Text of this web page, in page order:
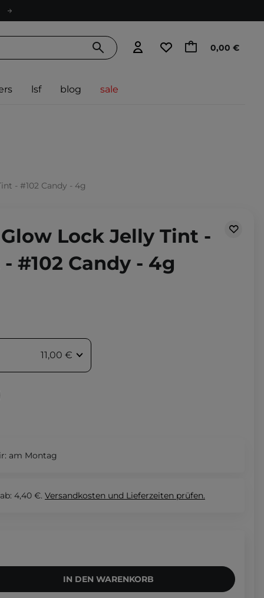
0,00 €
lsf blog sale
- #102 Candy - 4g
Lock Jelly Tint -
#102 Candy - 4g
11,00 €
am Montag
4,40 €. Versandkosten und Lieferzeiten prüfen.
IN DEN WARENKORB